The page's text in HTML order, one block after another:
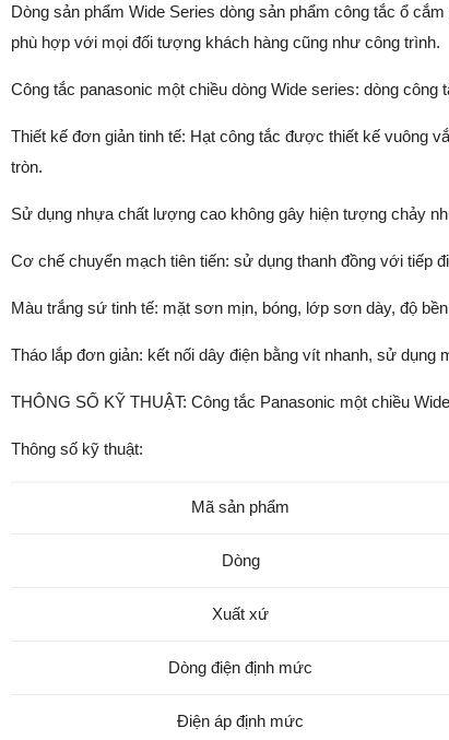
Dòng sản phẩm Wide Series dòng sản phẩm công tắc ổ
phù hợp với mọi đối tượng khách hàng cũng như công trình.
Công tắc panasonic một chiều dòng Wide series: dòng
Thiết kế đơn giản tinh tế: Hạt công tắc được thiết kế vuông
tròn.
Sử dụng nhựa chất lượng cao không gây hiện tượng chảy
Cơ chế chuyển mạch tiên tiến: sử dụng thanh đồng với tiếp
Màu trắng sứ tinh tế: mặt sơn mịn, bóng, lớp sơn dày, độ
Tháo lắp đơn giản: kết nối dây điện bằng vít nhanh, sử
THÔNG SỐ KỸ THUẬT: Công tắc Panasonic một chiều
Thông số kỹ thuật:
Mã sản phẩm
Dòng
Xuất xứ
Dòng điện định mức
Điện áp định mức